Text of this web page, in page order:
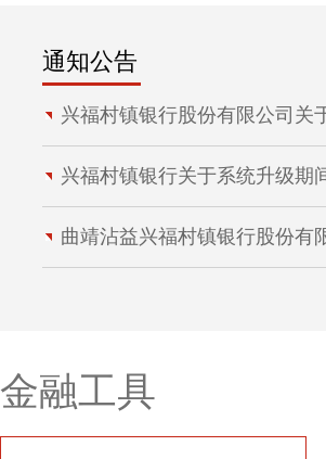
通知公告
兴福村镇银行股份有限公司关
兴福村镇银行关于系统升级期
曲靖沾益兴福村镇银行股份有
金融工具